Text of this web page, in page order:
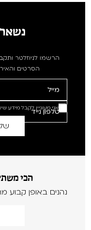
הרשמו לניוזלטר
הסרטים
אני מעוניין לקבל מידע
הכי
נהנים באופן קבוע